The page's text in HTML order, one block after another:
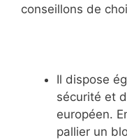
conseillons de
Il dispose
sécurité et
européen.
pallier un